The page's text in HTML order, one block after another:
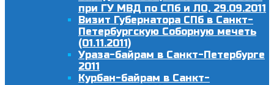
при ГУ МВД по СПб и ЛО, 29.09.2011
Визит Губернатора СПб в Санкт-
Петербургскую Соборную мечеть
(01.11.2011)
Ураза-байрам в Санкт-Петербурге
2011
Курбан-байрам в Санкт-